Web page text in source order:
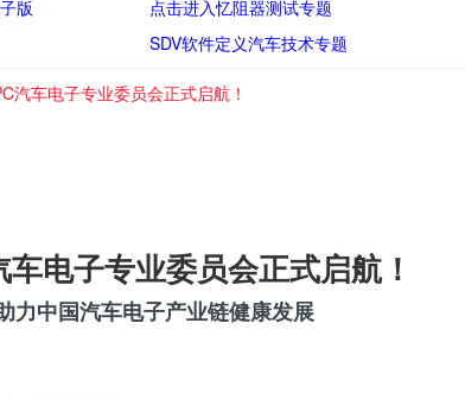
版
点击进入忆阻器测试专题
SDV软件定义汽车技术专题
汽车电子专业委员会正式启航！
电子专业委员会正式启航！
力中国汽车电子产业链健康发展